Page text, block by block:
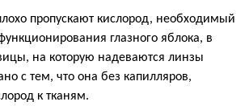
пропускают кислород, необходимый
глазного яблока, в
на которую надеваются линзы
с тем, что она без капилляров,
к тканям.